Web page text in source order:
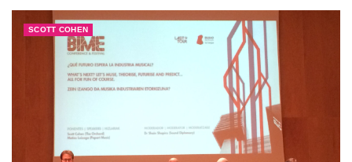
SCOTT COHEN